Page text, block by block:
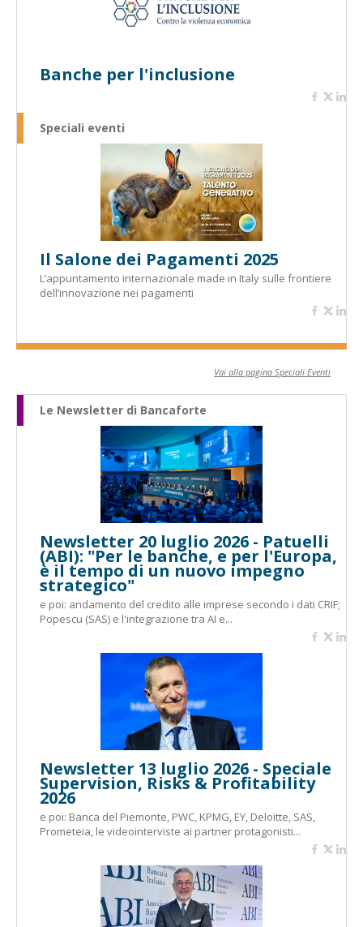
Banche per l'inclusione
Speciali eventi
Il Salone dei Pagamenti 2025
L’appuntamento internazionale made in Italy sulle frontiere
dell’innovazione nei pagamenti
Vai alla pagina Speciali Eventi
Le Newsletter di Bancaforte
Newsletter 20 luglio 2026 - Patuelli
(ABI): "Per le banche, e per l'Europa,
è il tempo di un nuovo impegno
strategico"
e poi: andamento del credito alle imprese secondo i dati CRIF;
Popescu (SAS) e l'integrazione tra AI e...
Newsletter 13 luglio 2026 - Speciale
Supervision, Risks & Profitability
2026
e poi: Banca del Piemonte, PWC, KPMG, EY, Deloitte, SAS,
Prometeia, le videointerviste ai partner protagonisti...